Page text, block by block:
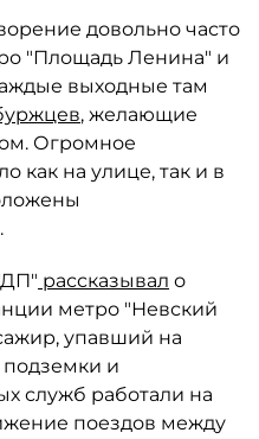
довольно часто
"Площадь Ленина" и
выходные там
, желающие
Огромное
как на улице, так и в
рассказывал о
метро "Невский
упавший на
подземки и
служб работали на
поездов между